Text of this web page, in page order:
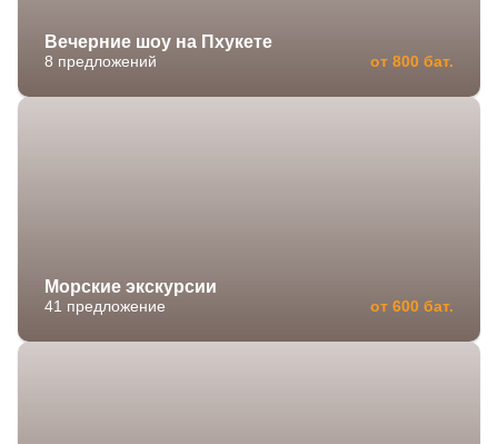
Вечерние шоу на Пхукете
8 предложений от 800 бат.
Морские экскурсии
41 предложение от 600 бат.